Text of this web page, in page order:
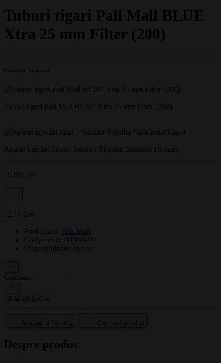
Tuburi tigari Pall Mall BLUE
Xtra 25 mm Filter (200)
Cumpără împreună
Tuburi tigari Pall Mall BLUE Xtra 25 mm Filter (200)
+
Aparat injectat tutun - Senator Popular Standard (8 mm)
19.00 Lei
12.10 Lei
Producător:
Pall-Mall
Cod produs: 00000099
Disponibilitate:
În stoc
Cantitate
Despre produs